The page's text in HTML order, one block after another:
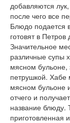
добавляются
после чего все
Блюдо подается
готовят в Петров
Значительное
различные супы
мясном бульоне,
петрушкой. Хабе
мясном бульоне
отчего и
название блюду.
приготовленная